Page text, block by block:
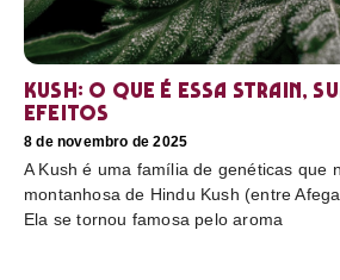
Kush: o que é essa strain,
efeitos
8 de novembro de 2025
A Kush é uma família de genéticas que
montanhosa de Hindu Kush (entre
Ela se tornou famosa pelo aroma